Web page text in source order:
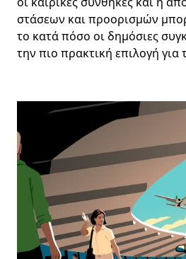
στάσεων και προορισμών
το κατά πόσο οι δημόσιες
την πιο πρακτική επιλογή για